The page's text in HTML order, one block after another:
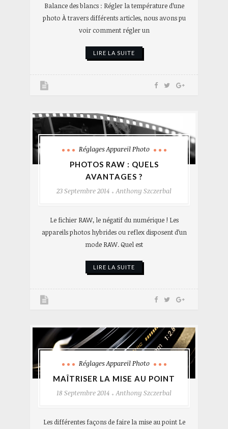
Balance des blancs : Régler la température d’une
photo À travers différents articles, nous avons pu
voir comment régler un
LIRE LA SUITE
Réglages Appareil Photo
PHOTOS RAW : QUELS
AVANTAGES ?
23 Septembre 2014
Anthony Szczerbal
Le fichier RAW, le négatif du numérique ! Les
appareils photos hybrides ou reflex disposent d’un
mode RAW. Quel est
LIRE LA SUITE
Réglages Appareil Photo
MAÎTRISER LA MISE AU POINT
18 Septembre 2014
Anthony Szczerbal
Les différentes façons de faire la mise au point Le